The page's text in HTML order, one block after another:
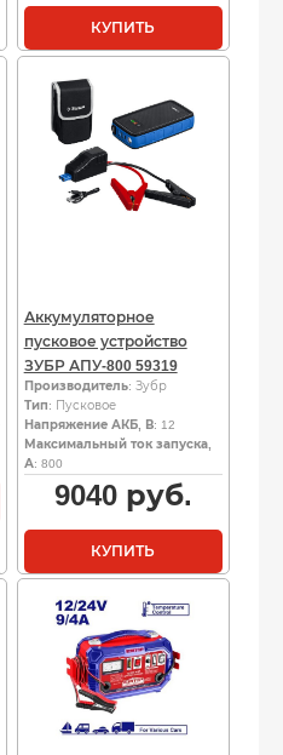
КУПИТЬ
Аккумуляторное
пусковое устройство
ЗУБР АПУ-800 59319
Производитель: Зубр
Тип: Пусковое
Напряжение АКБ, В: 12
Максимальный ток запуска,
А: 800
9040руб.
КУПИТЬ